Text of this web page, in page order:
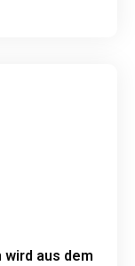
wird aus dem